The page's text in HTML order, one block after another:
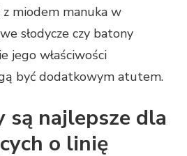
miodem manuka w
słodycze czy batony
jego właściwości
być dodatkowym atutem.
są najlepsze dla
o linię